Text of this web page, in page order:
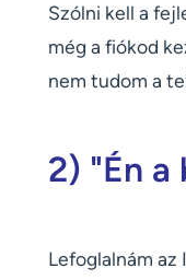
Szólni kell a
még a fiókod
nem tudom a
2) "Én a
Lefoglalnám